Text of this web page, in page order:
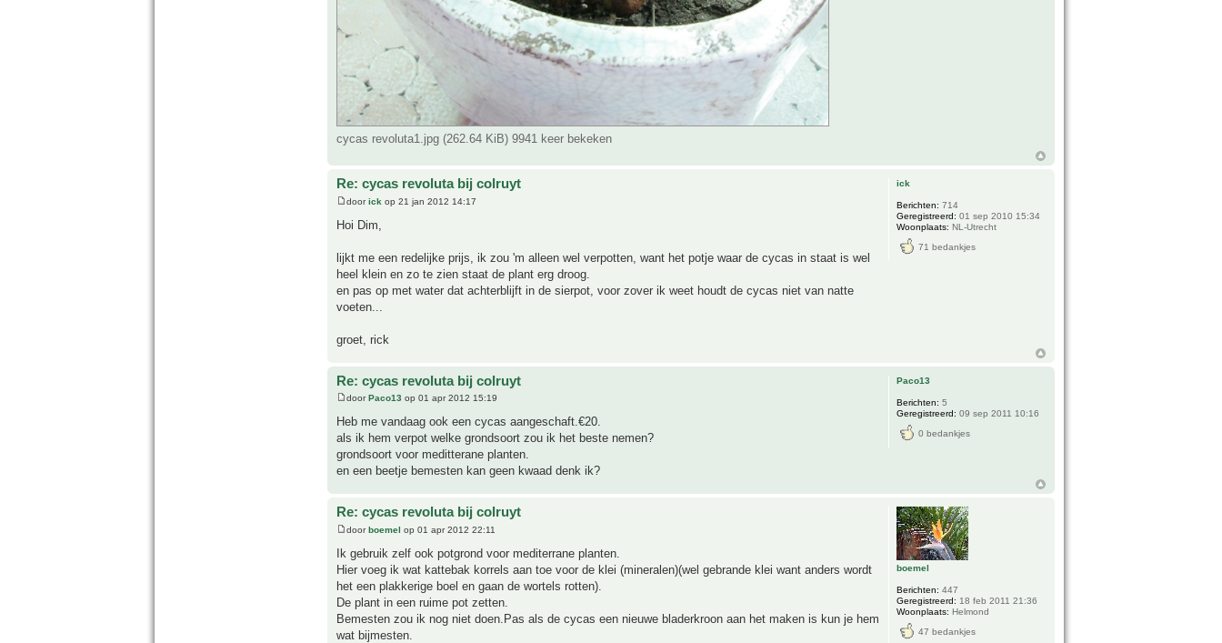
cycas revoluta1.jpg (262.64 KiB) 9941 keer bekeken
Re: cycas revoluta bij colruyt
doorick op 21 jan 2012 14:17
Hoi Dim,
lijkt me een redelijke prijs, ik zou 'm alleen wel verpotten, want het potje waar de cycas in staat is wel
heel klein en zo te zien staat de plant erg droog.
en pas op met water dat achterblijft in de sierpot, voor zover ik weet houdt de cycas niet van natte
voeten...
groet, rick
ick
Berichten: 714
Geregistreerd: 01 sep 2010 15:34
Woonplaats: NL-Utrecht
71 bedankjes
Re: cycas revoluta bij colruyt
doorPaco13 op 01 apr 2012 15:19
Heb me vandaag ook een cycas aangeschaft.€20.
als ik hem verpot welke grondsoort zou ik het beste nemen?
grondsoort voor meditterane planten.
en een beetje bemesten kan geen kwaad denk ik?
Paco13
Berichten: 5
Geregistreerd: 09 sep 2011 10:16
0 bedankjes
Re: cycas revoluta bij colruyt
doorboemel op 01 apr 2012 22:11
Ik gebruik zelf ook potgrond voor mediterrane planten.
Hier voeg ik wat kattebak korrels aan toe voor de klei (mineralen)(wel gebrande klei want anders wordt
het een plakkerige boel en gaan de wortels rotten).
De plant in een ruime pot zetten.
Bemesten zou ik nog niet doen.Pas als de cycas een nieuwe bladerkroon aan het maken is kun je hem
wat bijmesten.
boemel
Berichten: 447
Geregistreerd: 18 feb 2011 21:36
Woonplaats: Helmond
47 bedankjes